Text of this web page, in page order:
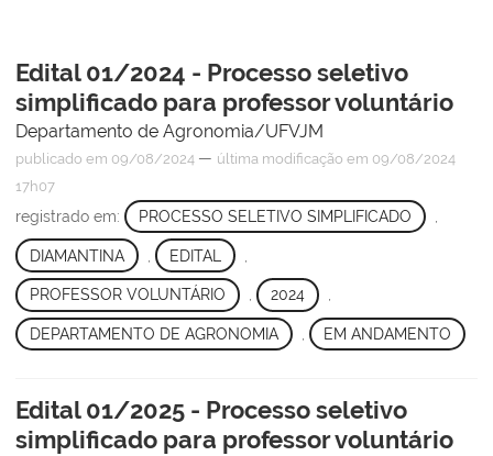
Edital 01/2024 - Processo seletivo
simplificado para professor voluntário
Departamento de Agronomia/UFVJM
publicado em 09/08/2024 — última modificação em 09/08/2024
17h07
registrado em: PROCESSO SELETIVO SIMPLIFICADO
DIAMANTINA EDITAL
PROFESSOR VOLUNTÁRIO , 2024 ,
DEPARTAMENTO DE AGRONOMIA EM ANDAMENTO
Edital 01/2025 - Processo seletivo
simplificado para professor voluntário